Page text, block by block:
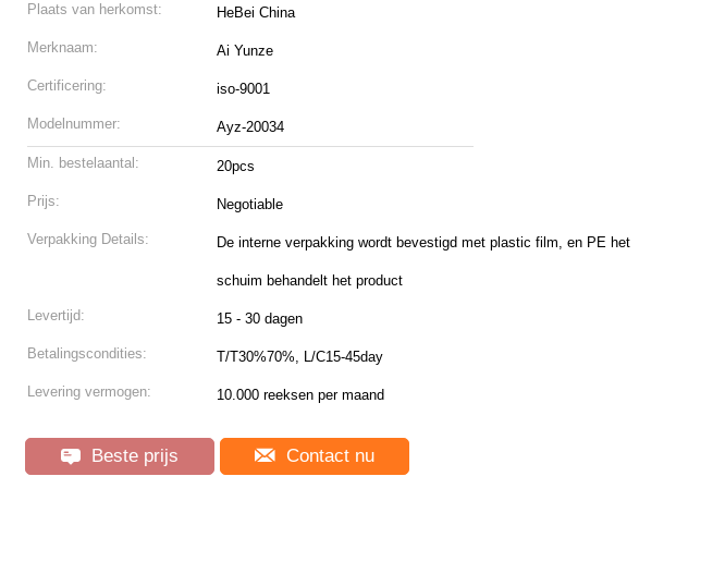
Plaats van herkomst: HeBei China
Merknaam: Ai Yunze
Certificering: iso-9001
Modelnummer: Ayz-20034
Min. bestelaantal: 20pcs
Prijs: Negotiable
Verpakking Details: De interne verpakking wordt bevestigd met plastic film, en PE het
schuim behandelt het product
Levertijd: 15 - 30 dagen
Betalingscondities: T/T30%70%, L/C15-45day
Levering vermogen: 10.000 reeksen per maand
Beste prijs Contact nu